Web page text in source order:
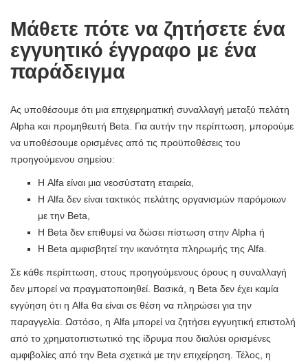
Μάθετε πότε να ζητήσετε ένα
εγγυητικό έγγραφο με ένα
παράδειγμα
Ας υποθέσουμε ότι μια επιχειρηματική συναλλαγή μεταξύ πελάτη
Alpha και προμηθευτή Beta. Για αυτήν την περίπτωση, μπορούμε
να υποθέσουμε ορισμένες από τις προϋποθέσεις του
προηγούμενου σημείου:
Η Alfa είναι μια νεοσύστατη εταιρεία,
Η Alfa δεν είναι τακτικός πελάτης οργανισμών παρόμοιων
με την Beta,
Η Beta δεν επιθυμεί να δώσει πίστωση στην Alpha ή
Η Beta αμφισβητεί την ικανότητα πληρωμής της Alfa.
Σε κάθε περίπτωση, στους προηγούμενους όρους η συναλλαγή
δεν μπορεί να πραγματοποιηθεί. Βασικά, η Beta δεν έχει καμία
εγγύηση ότι η Alfa θα είναι σε θέση να πληρώσει για την
παραγγελία. Ωστόσο, η Alfa μπορεί να ζητήσει εγγυητική επιστολή
από το χρηματοπιστωτικό της ίδρυμα που διαλύει ορισμένες
αμφιβολίες από την Beta σχετικά με την επιχείρηση. Τέλος, η